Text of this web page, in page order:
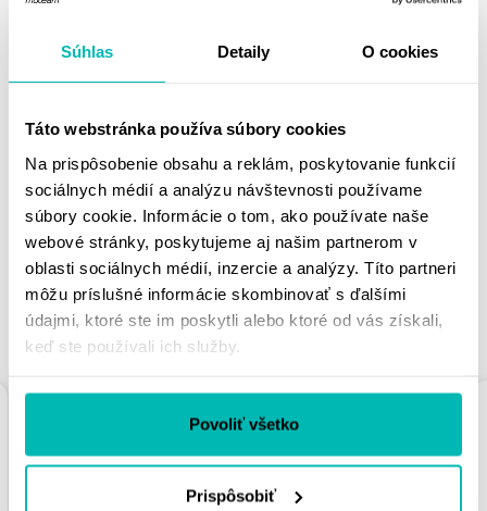
Súhlas Detaily O cookies
Táto webstránka používa súbory cookies
Na prispôsobenie obsahu a reklám, poskytovanie funkcií
sociálnych médií a analýzu návštevnosti používame
súbory cookie. Informácie o tom, ako používate naše
webové stránky, poskytujeme aj našim partnerom v
oblasti sociálnych médií, inzercie a analýzy. Títo partneri
môžu príslušné informácie skombinovať s ďalšími
údajmi, ktoré ste im poskytli alebo ktoré od vás získali,
keď ste používali ich služby.
Povoliť všetko
Prispôsobiť
Doprava a vrátenie
MOHLO BY SA VÁM
PÁČIŤ
PODOBNÉ PRODUKTY